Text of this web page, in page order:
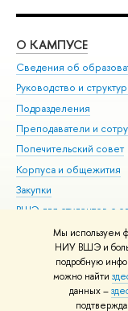
Мы используем
НИУ ВШЭ и
подробную
можно найти
данных –
О КАМПУСЕ
Сведения об
Руководство и
Подразделения
Преподаватели и
Попечительский совет
Корпуса и общежития
Закупки
ВШЭ для студентов с
здоровья и
Версия для
Единая платежная